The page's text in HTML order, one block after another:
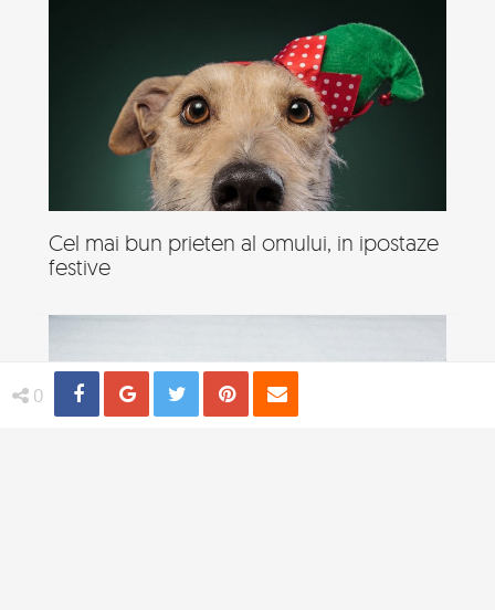
0 Share Distribuie
Tweet Pin
Cel mai bun prieten al omului, in ipostaze
festive